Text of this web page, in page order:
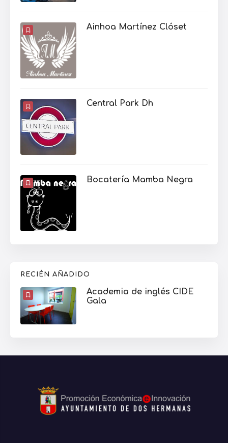
Ainhoa Martínez Clóset
Central Park Dh
Bocatería Mamba Negra
RECIÉN AÑADIDO
Academia de inglés CIDE
Gala